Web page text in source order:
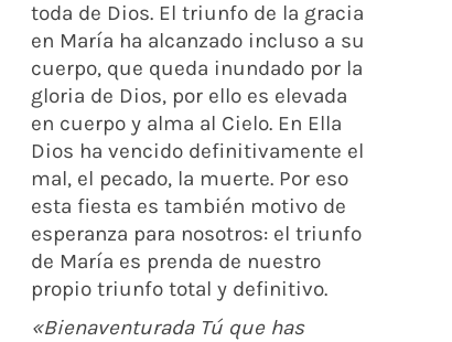
toda de Dios. El triunfo de la gracia
en María ha alcanzado incluso a su
cuerpo, que queda inundado por la
gloria de Dios, por ello es elevada
en cuerpo y alma al Cielo. En Ella
Dios ha vencido definitivamente el
mal, el pecado, la muerte. Por eso
esta fiesta es también motivo de
esperanza para nosotros: el triunfo
de María es prenda de nuestro
propio triunfo total y definitivo.
«Bienaventurada Tú que has